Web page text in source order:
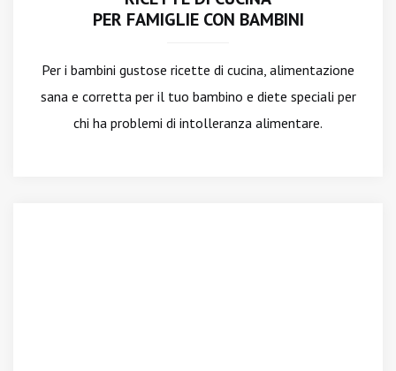
PER FAMIGLIE CON BAMBINI
Per i bambini gustose ricette di cucina, alimentazione
sana e corretta per il tuo bambino e diete speciali per
chi ha problemi di intolleranza alimentare.